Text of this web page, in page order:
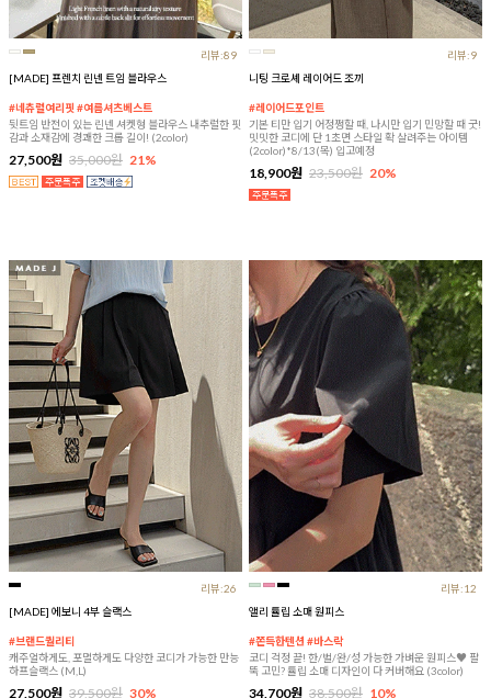
리뷰:89
[MADE] 프렌치 린넨 트임 블라우스
#네츄럴여리핏 #여름셔츠베스트
뒷트임 반전이 있는 린넨 셔켓형 블라우스 내추럴한 핏
감과 소재감에 경쾌한 크롭 길이! (2color)
27,500원 35,000원 21%
리뷰:9
니팅 크로셰 레이어드 조끼
#레이어드포인트
기본 티만 입기 어정쩡할 때, 나시만 입기 민망할 때 굿!
밋밋한 코디에 단 1초면 스타일 확 살려주는 아이템
(2color)*8/13(목) 입고예정
18,900원 23,500원 20%
리뷰:26
[MADE] 에보니 4부 슬랙스
#브랜드퀄리티
캐주얼하게도, 포멀하게도 다양한 코디가 가능한 만능
하프슬랙스 (M,L)
27,500원 39,500원 30%
리뷰:12
앨리 튤립 소매 원피스
#쫀득한텐션 #바스락
코디 걱정 끝! 한/벌/완/성 가능한 가벼운 원피스♥ 팔
뚝 고민? 튤립 소매 디자인이 다 커버해요 (3color)
34,700원 38,500원 10%